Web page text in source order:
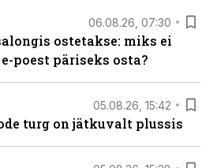
06.08.26, 07:30
ostetakse: miks ei
poest päriseks osta?
05.08.26, 15:42
turg on jätkuvalt plussis